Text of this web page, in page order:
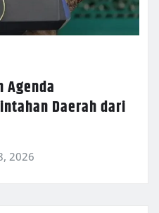
Agenda
Daerah dari
2026